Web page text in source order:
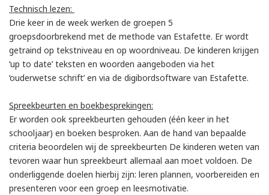
Technisch lezen:
Drie keer in de week werken de groepen 5
groepsdoorbrekend met de methode van Estafette. Er wordt
getraind op tekstniveau en op woordniveau. De kinderen krijgen
‘up to date’ teksten en woorden aangeboden via het
‘ouderwetse schrift’ en via de digibordsoftware van Estafette.
Spreekbeurten en boekbesprekingen:
Er worden ook spreekbeurten gehouden (één keer in het
schooljaar) en boeken besproken. Aan de hand van bepaalde
criteria beoordelen wij de spreekbeurten De kinderen weten van
tevoren waar hun spreekbeurt allemaal aan moet voldoen. De
onderliggende doelen hierbij zijn: leren plannen, voorbereiden en
presenteren voor een groep en leesmotivatie.